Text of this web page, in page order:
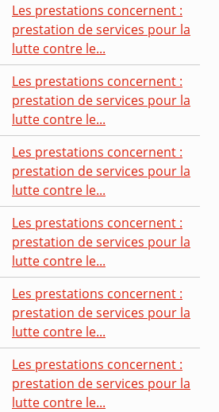
Les prestations concernent :
prestation de services pour la
lutte contre le...
Les prestations concernent :
prestation de services pour la
lutte contre le...
Les prestations concernent :
prestation de services pour la
lutte contre le...
Les prestations concernent :
prestation de services pour la
lutte contre le...
Les prestations concernent :
prestation de services pour la
lutte contre le...
Les prestations concernent :
prestation de services pour la
lutte contre le...